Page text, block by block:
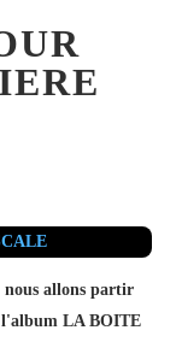
nous allons partir
l'album LA BOITE